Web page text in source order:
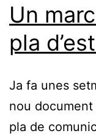
Un
pla
Ja fa unes
nou document
pla de